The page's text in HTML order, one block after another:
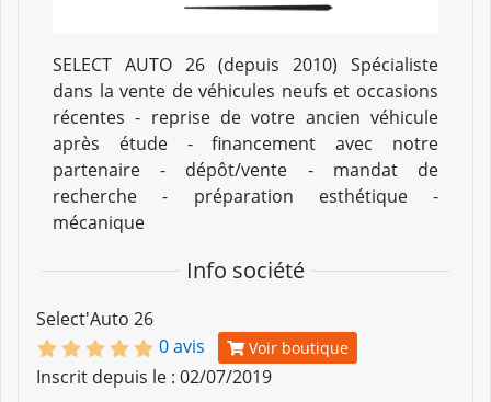
SELECT AUTO 26 (depuis 2010) Spécialiste
dans la vente de véhicules neufs et occasions
récentes - reprise de votre ancien véhicule
après étude - financement avec notre
partenaire - dépôt/vente - mandat de
recherche - préparation esthétique -
mécanique
Info société
Select'Auto 26
0 avis
Voir boutique
Inscrit depuis le : 02/07/2019